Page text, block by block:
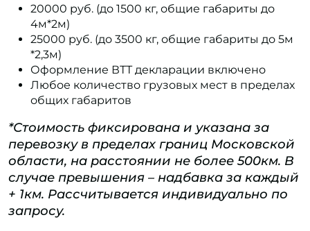
20000 руб. (до 1500 кг, общие габариты до
4м*2м)
25000 руб. (до 3500 кг, общие габариты до 5м
*2,3м)
Оформление ВТТ декларации включено
Любое количество грузовых мест в пределах
общих габаритов
*Стоимость фиксирована и указана за
перевозку в пределах границ Московской
области, на расстоянии не более 500км. В
случае превышения – надбавка за каждый
+ 1км. Рассчитывается индивидуально по
запросу.